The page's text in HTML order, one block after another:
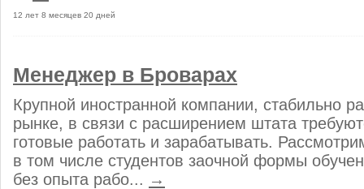
12 лет 8 месяцев 20 дней
Менеджер в Броварах
Крупной иностранной компании, стабильно
рынке, в связи с расширением штата
готовые работать и зарабатывать.
в том числе студентов заочной формы
без опыта рабо... →